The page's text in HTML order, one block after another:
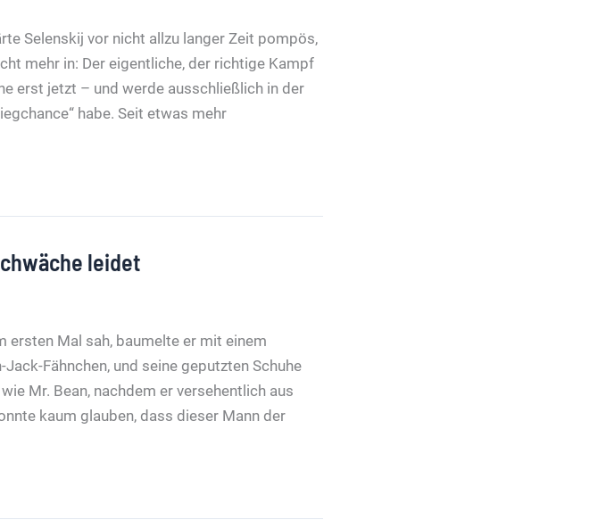
Selenskij vor nicht allzu langer Zeit pompös,
mehr in: Der eigentliche, der richtige Kampf
erst jetzt – und werde ausschließlich in der
habe. Seit etwas mehr
leidet
ersten Mal sah, baumelte er mit einem
Fähnchen, und seine geputzten Schuhe
Mr. Bean, nachdem er versehentlich aus
kaum glauben, dass dieser Mann der